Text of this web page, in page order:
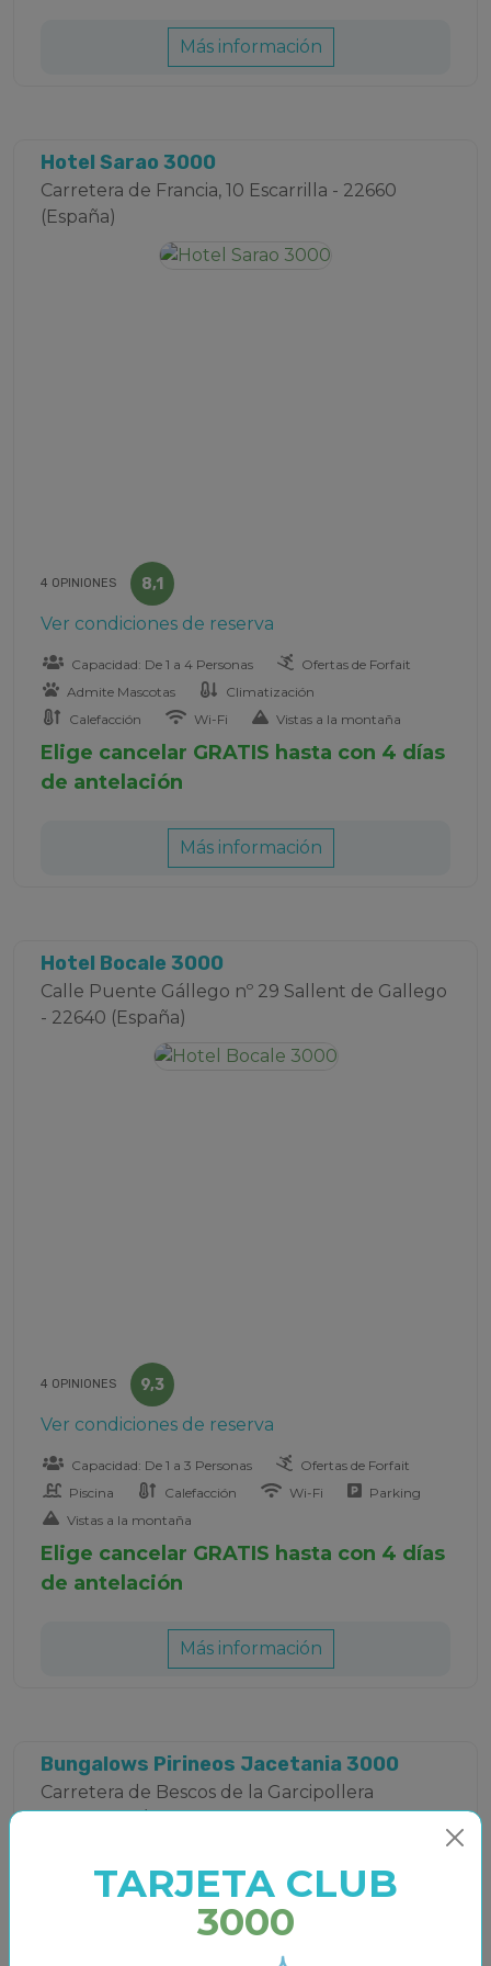
Más información
Hotel Sarao 3000
Carretera de Francia, 10 Escarrilla - 22660
(España)
4 OPINIONES 8,1
Ver condiciones de reserva
Capacidad: De 1 a 4 Personas
Ofertas de Forfait
Admite Mascotas
Climatización
Calefacción
Wi-Fi Vistas a la montaña
Elige cancelar GRATIS hasta con 4 días
de antelación
Más información
Hotel Bocale 3000
Calle Puente Gállego nº 29 Sallent de Gallego
- 22640 (España)
4 OPINIONES 9,3
Ver condiciones de reserva
Capacidad: De 1 a 3 Personas
Ofertas de Forfait
Piscina
Calefacción Wi-Fi
Parking
Vistas a la montaña
Elige cancelar GRATIS hasta con 4 días
de antelación
Más información
Bungalows Pirineos Jacetania 3000
Carretera de Bescos de la Garcipollera
(Camping S/N) Castiello de Jaca - 27710
TARJETA CLUB
3000